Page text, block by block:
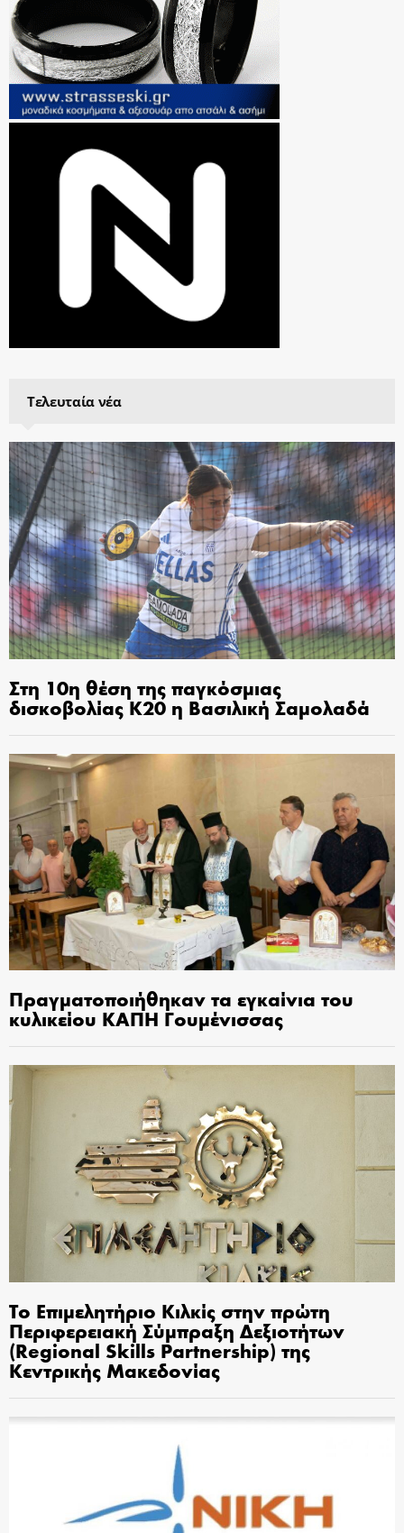
Τελευταία νέα
Στη 10η θέση της παγκόσμιας
δισκοβολίας Κ20 η Βασιλική Σαμολαδά
Πραγματοποιήθηκαν τα εγκαίνια του
κυλικείου ΚΑΠΗ Γουμένισσας
Το Επιμελητήριο Κιλκίς στην πρώτη
Περιφερειακή Σύμπραξη Δεξιοτήτων
(Regional Skills Partnership) της
Κεντρικής Μακεδονίας